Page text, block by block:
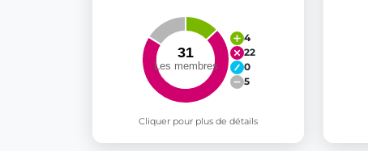
4
22
0
5
Cliquer pour plus de détails